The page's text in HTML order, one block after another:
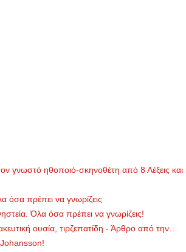
γνωστό ηθοποιό-σκηνοθέτη από 8 Λέξεις και
πρέπει να γνωρίζεις
Όλα όσα πρέπει να γνωρίζεις!
ουσία, τιρζεπατίδη - Άρθρο από την…